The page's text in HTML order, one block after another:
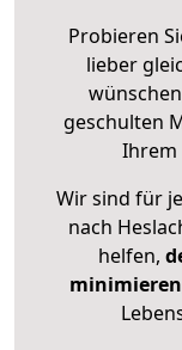
Probieren
lieber
geschulten
Ihrem
Wir sind für
nach
helfen,
minimieren